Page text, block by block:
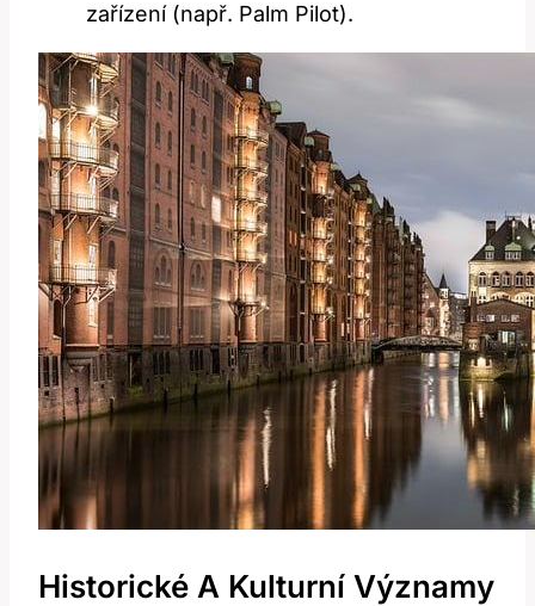
zařízení (např. Palm Pilot).
Historické⁢ A Kulturní⁤ Významy